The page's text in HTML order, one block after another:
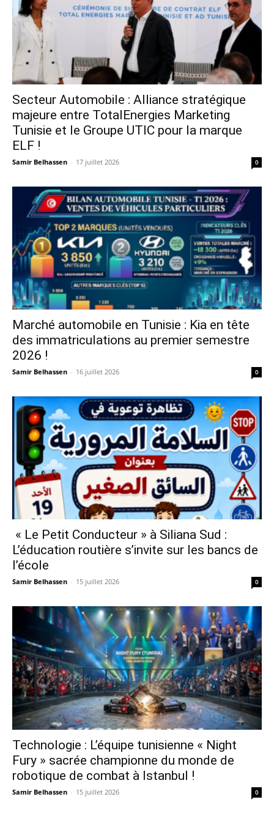
Secteur Automobile : Alliance stratégique
majeure entre TotalEnergies Marketing
Tunisie et le Groupe UTIC pour la marque
ELF !
Samir Belhassen - 17 juillet 2026 0
Marché automobile en Tunisie : Kia en tête
des immatriculations au premier semestre
2026 !
Samir Belhassen - 16 juillet 2026 0
« Le Petit Conducteur » à Siliana Sud :
L’éducation routière s’invite sur les bancs de
l’école
Samir Belhassen - 15 juillet 2026 0
Technologie : L’équipe tunisienne « Night
Fury » sacrée championne du monde de
robotique de combat à Istanbul !
Samir Belhassen - 15 juillet 2026 0